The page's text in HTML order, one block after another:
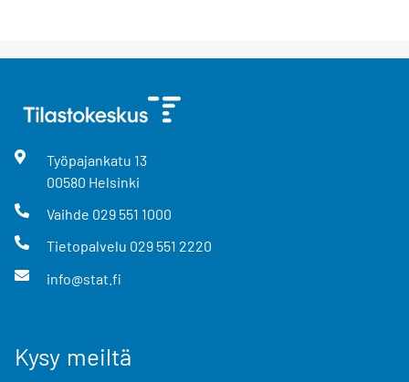
Työpajankatu 13
00580 Helsinki
Vaihde 029 551 1000
Tietopalvelu 029 551 2220
info@stat.fi
Kysy meiltä